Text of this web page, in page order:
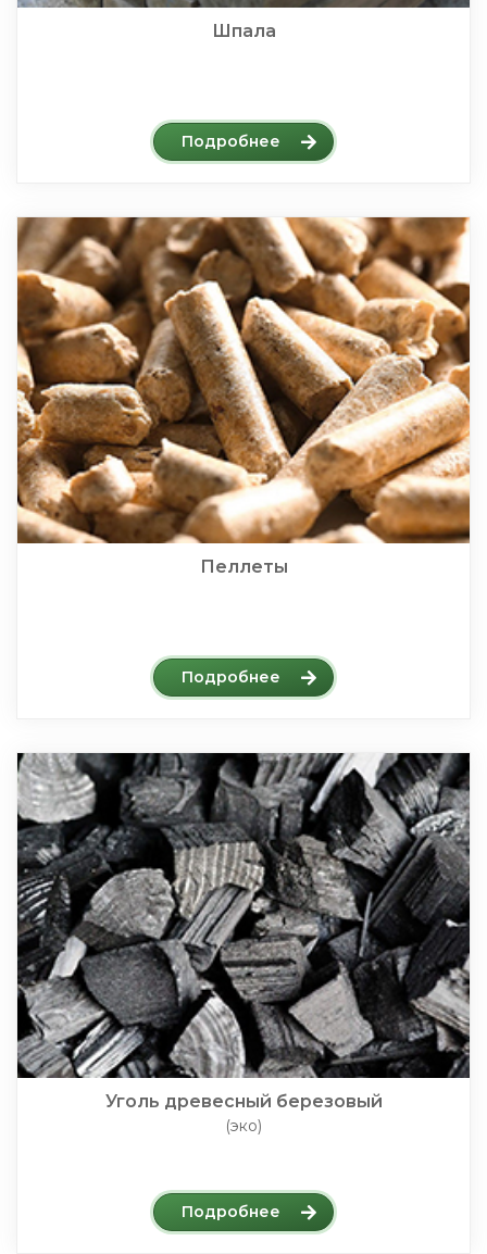
Шпала
Подробнее
Пеллеты
Подробнее
Уголь древесный березовый
(эко)
Подробнее